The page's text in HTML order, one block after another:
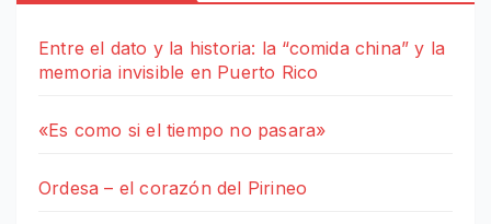
Entre el dato y la historia: la “comida china” y la
memoria invisible en Puerto Rico
«Es como si el tiempo no pasara»
Ordesa – el corazón del Pirineo